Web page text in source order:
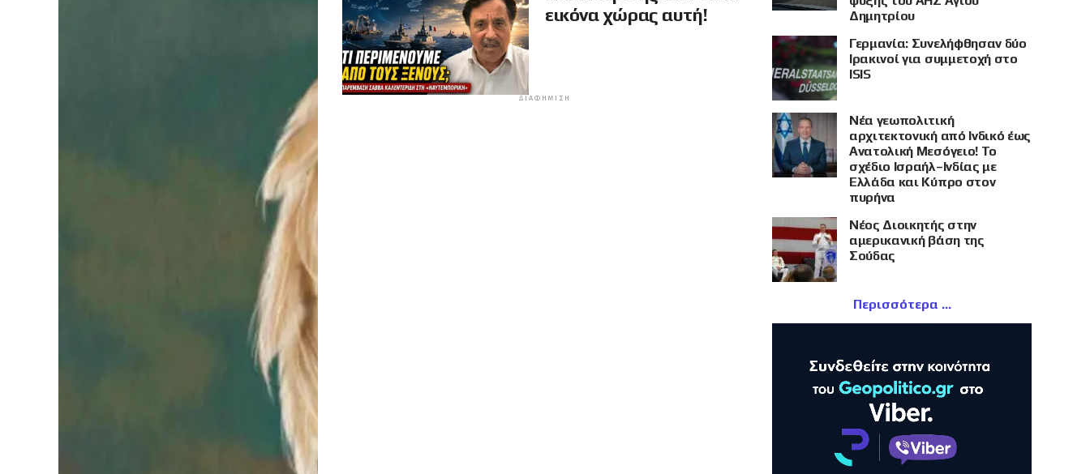
εικόνα χώρας αυτή!
ΔΙΑΦΉΜΙΣΗ
Δημητρίου
Γερμανία: Συνελήφθησαν δύο
Ιρακινοί για συμμετοχή στο
ISIS
Νέα γεωπολιτική
αρχιτεκτονική από Ινδικό έως
Ανατολική Μεσόγειο! Το
σχέδιο Ισραήλ–Ινδίας με
Ελλάδα και Κύπρο στον
πυρήνα
Νέος Διοικητής στην
αμερικανική βάση της
Σούδας
Περισσότερα